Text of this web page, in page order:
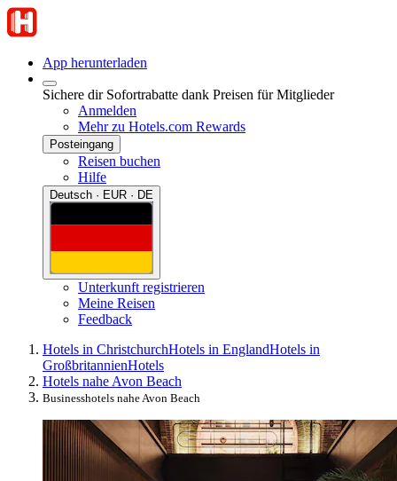
App herunterladen
Sichere dir Sofortrabatte dank Preisen für Mitglieder
Anmelden
Mehr zu Hotels.com Rewards
Posteingang
Reisen buchen
Hilfe
Deutsch · EUR · DE
Unterkunft registrieren
Meine Reisen
Feedback
Hotels in ChristchurchHotels in EnglandHotels in
GroßbritannienHotels
Hotels nahe Avon Beach
Businesshotels nahe Avon Beach